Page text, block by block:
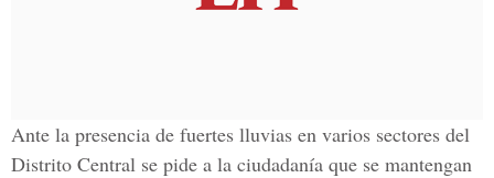
Ante la presencia de fuertes lluvias en varios sectores del
Distrito Central se pide a la ciudadanía que se mantengan